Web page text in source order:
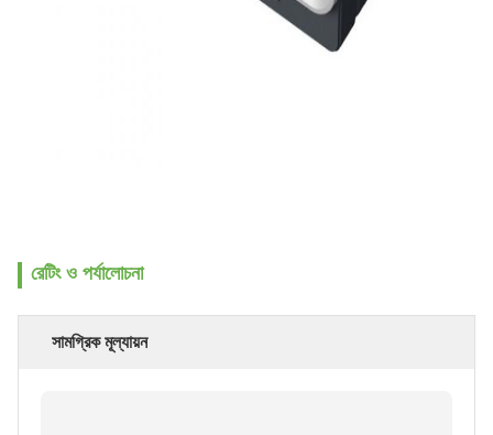
রেটিং ও পর্যালোচনা
সামগ্রিক মূল্যায়ন